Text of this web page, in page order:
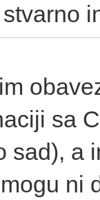
sa
sad), a
ni